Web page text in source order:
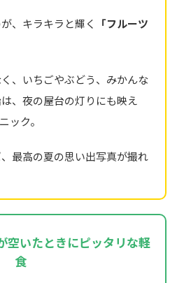
、キラキラと輝く
「フルーツ
、いちごやぶどう、みかんな
、夜の屋台の灯りにも映え
ック。
最高の夏の思い出写真が撮れ
空いたときにピッタリな軽
食